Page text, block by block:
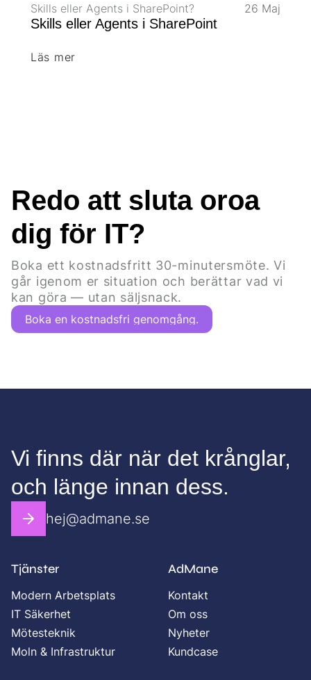
Skills eller Agents i SharePoint? 26 Maj
Skills eller Agents i SharePoint
Läs mer
Redo att sluta oroa
dig för IT?
Boka ett kostnadsfritt 30-minutersmöte. Vi
går igenom er situation och berättar vad vi
kan göra — utan säljsnack.
Boka en kostnadsfri genomgång.
Vi finns där när det krånglar,
och länge innan dess.
hej@admane.se
Tjänster
Modern Arbetsplats
IT Säkerhet
Mötesteknik
Moln & Infrastruktur
AdMane
Kontakt
Om oss
Nyheter
Kundcase